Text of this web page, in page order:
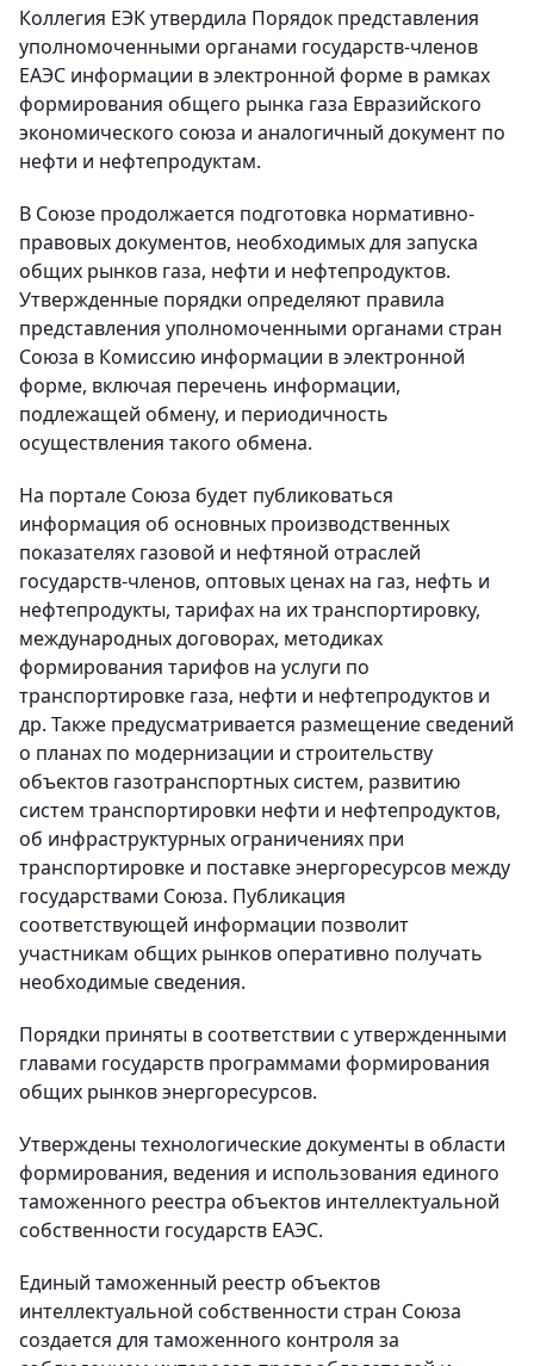
Коллегия ЕЭК утвердила Порядок представления
уполномоченными органами государств-членов
ЕАЭС информации в электронной форме в рамках
формирования общего рынка газа Евразийского
экономического союза и аналогичный документ по
нефти и нефтепродуктам.
В Союзе продолжается подготовка нормативно-
правовых документов, необходимых для запуска
общих рынков газа, нефти и нефтепродуктов.
Утвержденные порядки определяют правила
представления уполномоченными органами стран
Союза в Комиссию информации в электронной
форме, включая перечень информации,
подлежащей обмену, и периодичность
осуществления такого обмена.
На портале Союза будет публиковаться
информация об основных производственных
показателях газовой и нефтяной отраслей
государств-членов, оптовых ценах на газ, нефть и
нефтепродукты, тарифах на их транспортировку,
международных договорах, методиках
формирования тарифов на услуги по
транспортировке газа, нефти и нефтепродуктов и
др. Также предусматривается размещение сведений
о планах по модернизации и строительству
объектов газотранспортных систем, развитию
систем транспортировки нефти и нефтепродуктов,
об инфраструктурных ограничениях при
транспортировке и поставке энергоресурсов между
государствами Союза. Публикация
соответствующей информации позволит
участникам общих рынков оперативно получать
необходимые сведения.
Порядки приняты в соответствии с утвержденными
главами государств программами формирования
общих рынков энергоресурсов.
Утверждены технологические документы в области
формирования, ведения и использования единого
таможенного реестра объектов интеллектуальной
собственности государств ЕАЭС.
Единый таможенный реестр объектов
интеллектуальной собственности стран Союза
создается для таможенного контроля за